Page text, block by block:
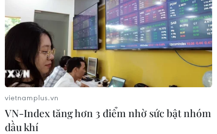
Hàn Quốc tăng cường giải pháp
ngăn chặn đánh bạc trực tuyến trong
quân đội
06/08/2026 04:52
vietnamplus.vn
VN-Index tăng hơn 3 điểm nhờ sức bật nhóm
dầu khí